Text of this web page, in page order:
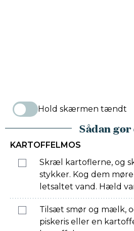
Hold skærmen tændt
Sådan
KARTOFFELMOS
Skræl kartoflerne, og
stykker. Kog dem
letsaltet vand. Hæld
Tilsæt smør og mælk,
piskeris eller en